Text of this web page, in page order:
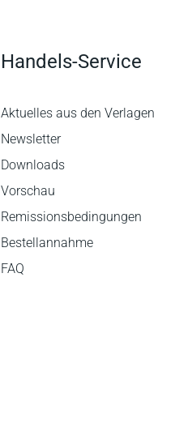
Handels-Service
Aktuelles aus den Verlagen
Newsletter
Downloads
Vorschau
Remissionsbedingungen
Bestellannahme
FAQ